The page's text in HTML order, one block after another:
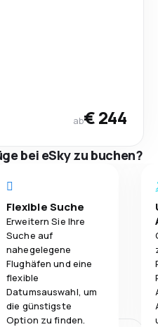
ab€ 244
bei eSky zu buchen?
Flexible Suche
Erweitern Sie Ihre
Suche auf
nahegelegene
Flughäfen und eine
flexible
Datumsauswahl, um
die günstigste
Option zu finden.